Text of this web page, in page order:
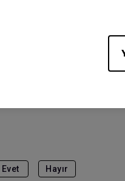
Evet Hayır